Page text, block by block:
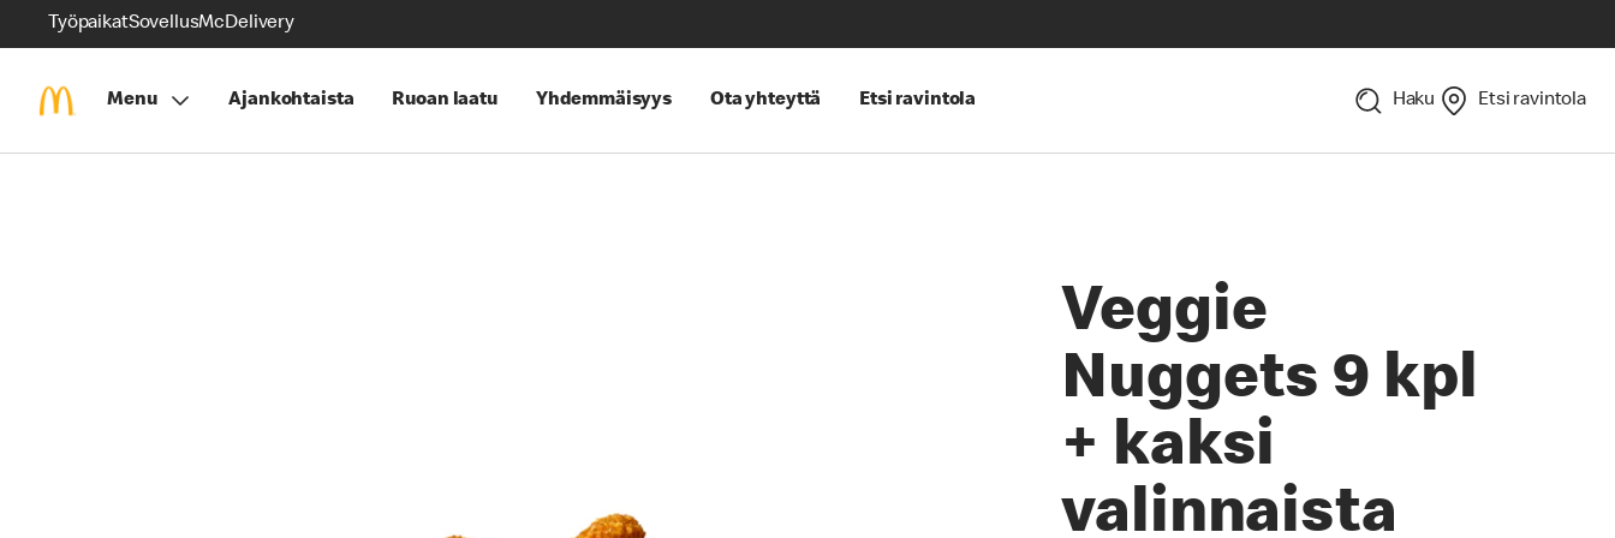
TyöpaikatSovellusMcDelivery
Menu Ajankohtaista Ruoan laatu Yhdemmäisyys Ota yhteyttä Etsi ravintola Haku Etsi ravintola
Veggie
Nuggets 9 kpl
+ kaksi
valinnaista